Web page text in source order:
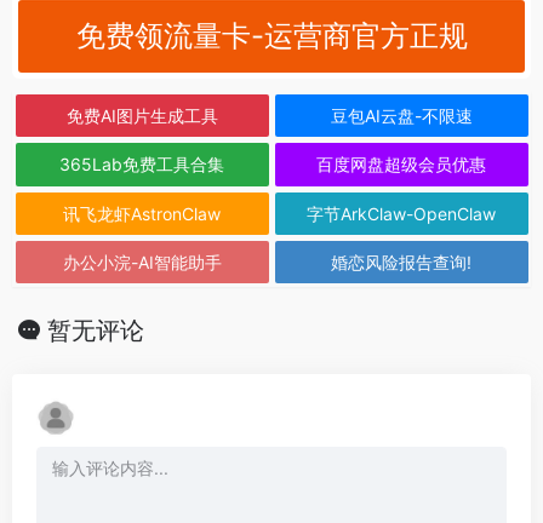
免费领流量卡-运营商官方正规
免费AI图片生成工具 豆包AI云盘-不限速
365Lab免费工具合集 百度网盘超级会员优惠
讯飞龙虾AstronClaw 字节ArkClaw-OpenClaw
办公小浣-AI智能助手 婚恋风险报告查询!
暂无评论